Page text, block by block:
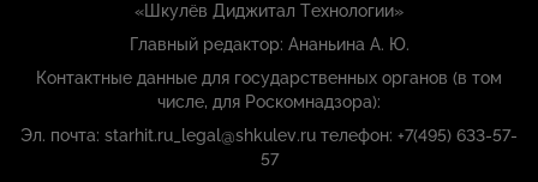
«Шкулёв Диджитал Технологии»
Главный редактор: Ананьина А. Ю.
Контактные данные для государственных органов (в том
числе, для Роскомнадзора):
Эл. почта: starhit.ru_legal@shkulev.ru телефон: +7(495) 633-57-
57